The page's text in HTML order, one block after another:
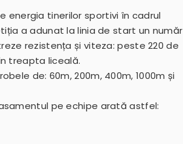
energia tinerilor sportivi în cadrul
a adunat la linia de start un număr
rezistența și viteza: peste 220 de
treapta liceală.
de: 60m, 200m, 400m, 1000m și
pe echipe arată astfel: